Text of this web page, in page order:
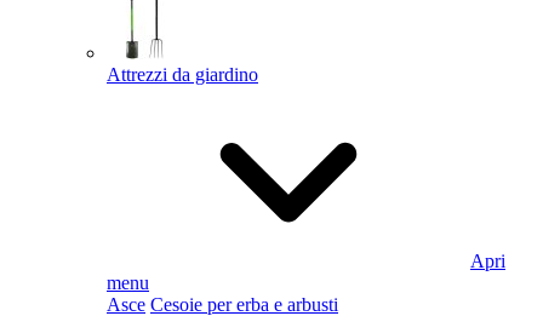
Attrezzi da giardino
Apri
menu
Asce Cesoie per erba e arbusti